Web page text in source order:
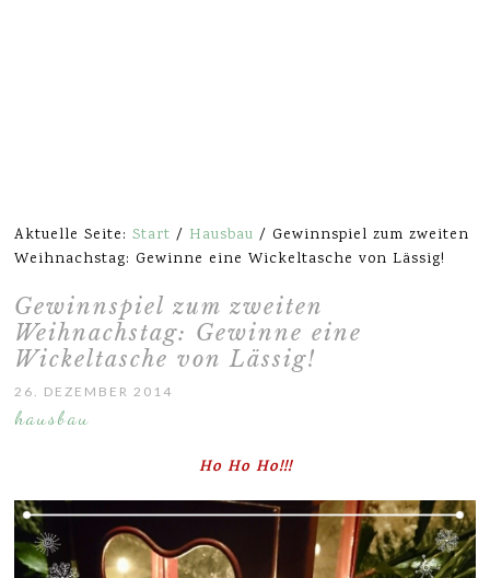
Aktuelle Seite:Start / Hausbau / Gewinnspiel zum zweiten
Weihnachstag: Gewinne eine Wickeltasche von Lässig!
Gewinnspiel zum zweiten
Weihnachstag: Gewinne eine
Wickeltasche von Lässig!
26. DEZEMBER 2014
hausbau
Ho Ho Ho!!!